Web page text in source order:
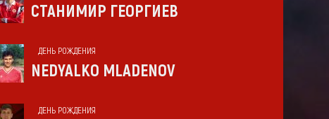
СТАНИМИР ГЕОРГИЕВ
ДЕНЬ РОЖДЕНИЯ
NEDYALKO MLADENOV
ДЕНЬ РОЖДЕНИЯ